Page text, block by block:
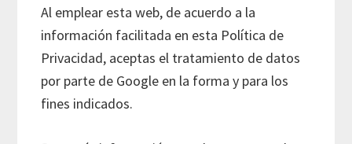
Al emplear esta web, de acuerdo a la
información facilitada en esta Política de
Privacidad, aceptas el tratamiento de datos
por parte de Google en la forma y para los
fines indicados.